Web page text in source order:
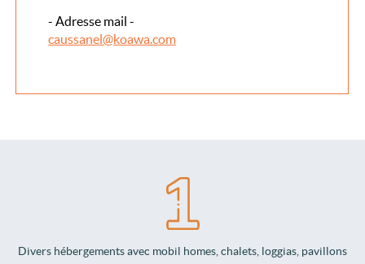
Divers hébergements avec mobil homes, chalets, loggias, pavillons
- Adresse mail -
caussanel@koawa.com